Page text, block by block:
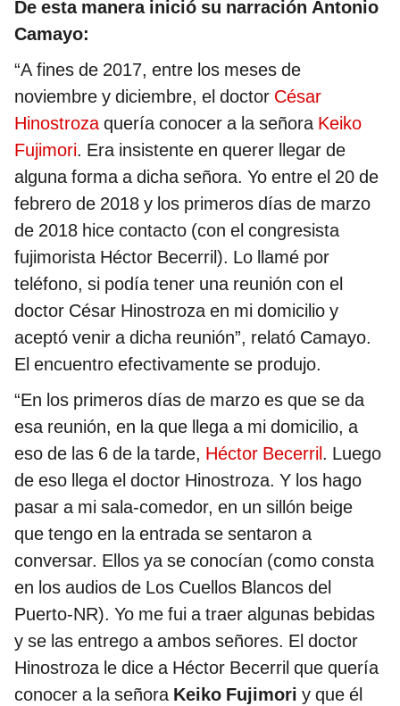
De esta manera inició su narración Antonio
Camayo:
“A fines de 2017, entre los meses de
noviembre y diciembre, el doctor César
Hinostrozaquería conocer a la señora Keiko
Fujimori. Era insistente en querer llegar de
alguna forma a dicha señora. Yo entre el 20 de
febrero de 2018 y los primeros días de marzo
de 2018 hice contacto (con el congresista
fujimorista Héctor Becerril). Lo llamé por
teléfono, si podía tener una reunión con el
doctor César Hinostroza en mi domicilio y
aceptó venir a dicha reunión”, relató Camayo.
El encuentro efectivamente se produjo.
“En los primeros días de marzo es que se da
esa reunión, en la que llega a mi domicilio, a
eso de las 6 de la tarde, Héctor Becerril. Luego
de eso llega el doctor Hinostroza. Y los hago
pasar a mi sala-comedor, en un sillón beige
que tengo en la entrada se sentaron a
conversar. Ellos ya se conocían (como consta
en los audios de Los Cuellos Blancos del
Puerto-NR). Yo me fui a traer algunas bebidas
y se las entrego a ambos señores. El doctor
Hinostroza le dice a Héctor Becerril que quería
conocer a la señora Keiko Fujimori y que él